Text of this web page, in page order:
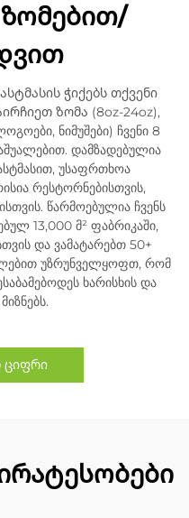
ზომებით/
ჭიქებს თქვენი
ზომა (8oz-24oz),
ნიმუშები) ჩვენი 8
დამზადებულია
უსაფრთხოა
რესტორნებისთვის,
წარმოებულია ჩვენს
13,000 მ² ფაბრიკაში,
და ვამატარებთ 50+
უზრუნველყოფთ, რომ
ხარისხის და
ციფრი